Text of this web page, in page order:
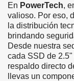
En PowerTech,
valioso. Por eso,
la distribución
brindando
Desde nuestra
cada SSD de
respaldo directo
llevas un